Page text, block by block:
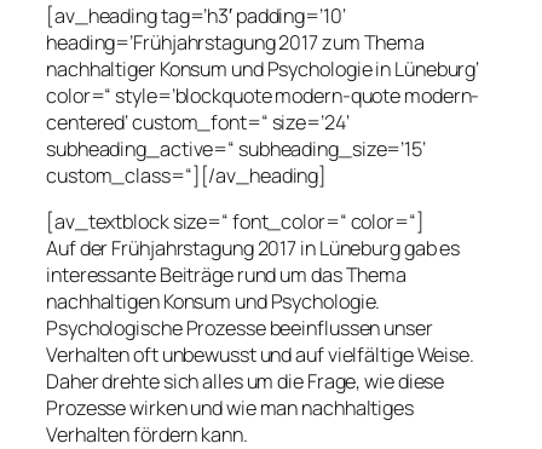
[av_heading tag=’h3′ padding=’10‘
heading=’Frühjahrstagung 2017 zum Thema
nachhaltiger Konsum und Psychologie in Lüneburg‘
color=“ style=’blockquote modern-quote modern-
centered‘ custom_font=“ size=’24‘
subheading_active=“ subheading_size=’15‘
custom_class=“][/av_heading]
[av_textblock size=“ font_color=“ color=“]
Auf der Frühjahrstagung 2017 in Lüneburg gab es
interessante Beiträge rund um das Thema
nachhaltigen Konsum und Psychologie.
Psychologische Prozesse beeinflussen unser
Verhalten oft unbewusst und auf vielfältige Weise.
Daher drehte sich alles um die Frage, wie diese
Prozesse wirken und wie man nachhaltiges
Verhalten fördern kann.